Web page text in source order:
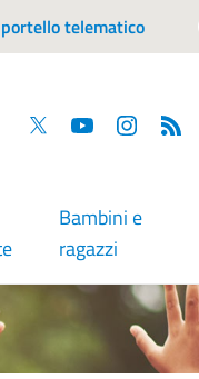
telematico
Facebook
Twitter YouTube
Bambini e
ragazzi